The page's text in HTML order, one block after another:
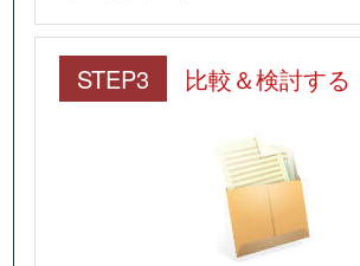
STEP3 比較＆検討する